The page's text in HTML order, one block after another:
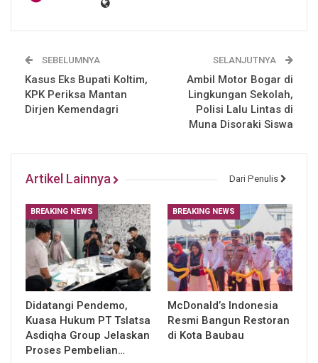
SEBELUMNYA
Kasus Eks Bupati Koltim,
KPK Periksa Mantan
Dirjen Kemendagri
SELANJUTNYA
Ambil Motor Bogar di
Lingkungan Sekolah,
Polisi Lalu Lintas di
Muna Disoraki Siswa
Artikel Lainnya Dari Penulis
BREAKING NEWS
Didatangi Pendemo,
Kuasa Hukum PT Tslatsa
Asdiqha Group Jelaskan
Proses Pembelian…
BREAKING NEWS
McDonald’s Indonesia
Resmi Bangun Restoran
di Kota Baubau